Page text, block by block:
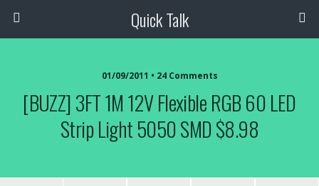
Quick Talk
01/09/2011 • 24 Comments
[BUZZ] 3FT 1M 12V Flexible RGB 60 LED
Strip Light 5050 SMD $8.98